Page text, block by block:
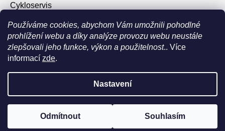
Používáme cookies, abychom Vám umožnili pohodlné
prohlížení webu a díky analýze provozu webu neustále
zlepšovali jeho funkce, výkon a použitelnost.. Více
informací zde.
Nastavení
Odmítnout Souhlasím
POZOR - stav zboží SKLADEM neodpovídá stavu na prodejně. Při
objednání zboží s vyzvednutím na prodejně vždy vyčkejte na
výzvu, že je zboží připraveno k vyzvednutí. Dostupnost zboží na
Cykloservis
Skiservis
Obchodní podmínky
Podmínky ochrany osobních údajů
Vytvořil Shoptet
Copyright 2026Force Shop - Cyklo Hostivař. Všechna